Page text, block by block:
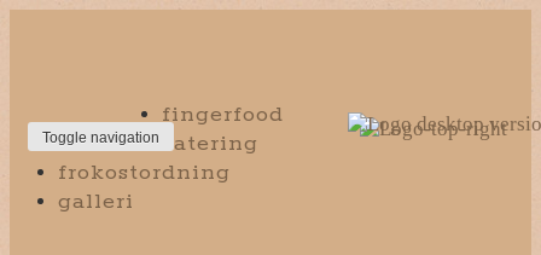
Toggle navigation
fingerfood
catering
frokostordning
galleri